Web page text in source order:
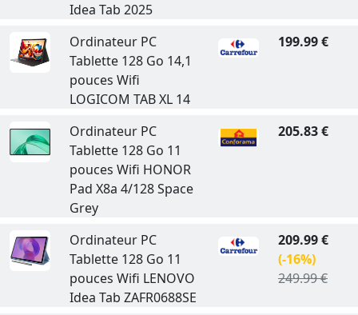
Idea Tab 2025
Ordinateur PC
Tablette 128 Go 14,1
pouces Wifi
LOGICOM TAB XL 14
199.99 €
Ordinateur PC
Tablette 128 Go 11
pouces Wifi HONOR
Pad X8a 4/128 Space
Grey
205.83 €
Ordinateur PC
Tablette 128 Go 11
pouces Wifi LENOVO
Idea Tab ZAFR0688SE
209.99 €
(-16%)
249.99 €